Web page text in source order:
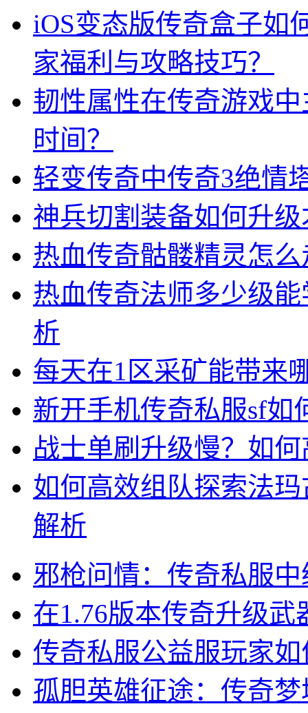
iOS变态版传奇盒子如
家福利与攻略技巧？
韧性属性在传奇游戏
时间？
轻变传奇中传奇3绝情
神兵切割装备如何升
热血传奇骷髅精灵怎
热血传奇法师多少级
析
每天在1区采矿能带来
新开手机传奇私服sf如
战士单刷升级慢？如
如何高效组队探索法
解析
邪枪问情：传奇私服
在1.76版本传奇升级
传奇私服公益服玩家
孤胆英雄征途：传奇